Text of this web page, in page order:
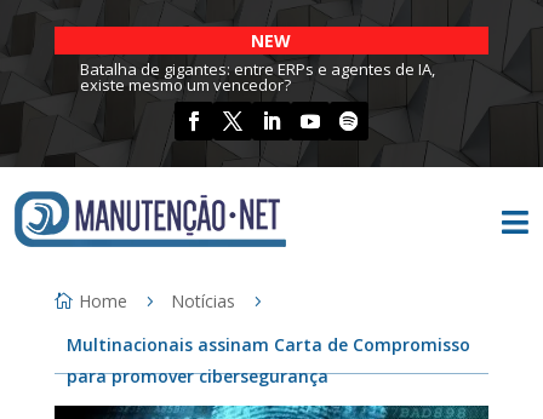
NEW
Batalha de gigantes: entre ERPs e agentes de IA,
existe mesmo um vencedor?

Home
Notícias
Multinacionais assinam Carta de Compromisso
para promover cibersegurança